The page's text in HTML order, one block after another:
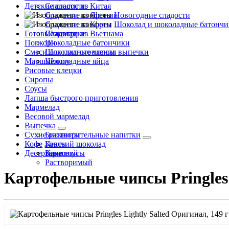
Сладости из Китая
Сладости из Японии
Сладости из Кореи
Сладости из Вьетнама
Детские сладости
Новогодние сладости
Шоколад и шоколадные
Шоколад
Шоколадные батончики
Шоколадные чипсы
Шоколадные яйца
Готовые завтраки
Попкорн
Смеси для приготовления выпечки
Маршмеллоу
Рисовые клецки
Сиропы
Соусы
Лапша быстрого приготовления
Мармелад
Весовой мармелад
Выпечка
Бисквиты
Кексы
Сухие растворительные напитки
Горячий шоколад
Какао
Кофе
Зерновой
Растворимый
Десертные соусы
Картофельные чипсы